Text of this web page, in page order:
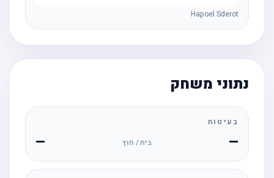
Hapoel Sderot
נתוני משחק
בעיטות
— בית / חוץ —